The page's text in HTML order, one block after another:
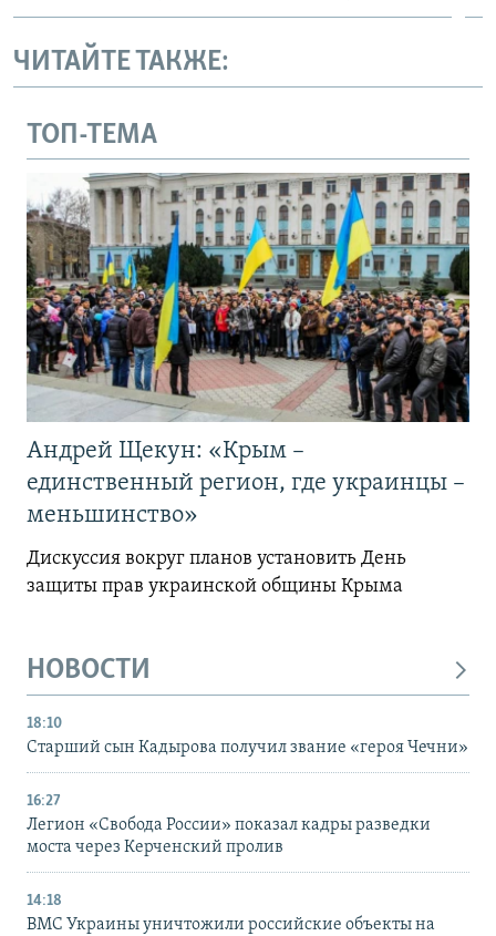
ЧИТАЙТЕ ТАКЖЕ:
ТОП-ТЕМА
Андрей Щекун: «Крым –
единственный регион, где украинцы –
меньшинство»
Дискуссия вокруг планов установить День
защиты прав украинской общины Крыма
НОВОСТИ
18:10
Старший сын Кадырова получил звание «героя Чечни»
16:27
Легион «Свобода России» показал кадры разведки
моста через Керченский пролив
14:18
ВМС Украины уничтожили российские объекты на